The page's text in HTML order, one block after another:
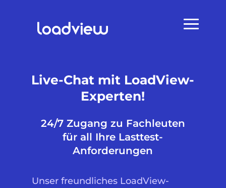
Live-Chat mit LoadView-
Experten!
24/7 Zugang zu Fachleuten
für all Ihre Lasttest-
Anforderungen
Unser freundliches LoadView-